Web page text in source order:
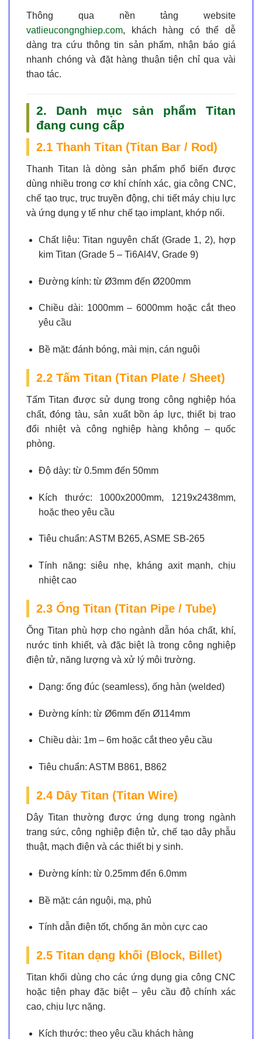
Thông qua nền tảng website
vatlieucongnghiep.com, khách hàng có thể dễ
dàng tra cứu thông tin sản phẩm, nhận báo giá
nhanh chóng và đặt hàng thuận tiện chỉ qua vài
thao tác.
2. Danh mục sản phẩm Titan
đang cung cấp
2.1 Thanh Titan (Titan Bar / Rod)
Thanh Titan là dòng sản phẩm phổ biến được
dùng nhiều trong cơ khí chính xác, gia công CNC,
chế tạo trục, trục truyền động, chi tiết máy chịu lực
và ứng dụng y tế như chế tạo implant, khớp nối.
Chất liệu: Titan nguyên chất (Grade 1, 2), hợp
kim Titan (Grade 5 – Ti6Al4V, Grade 9)
Đường kính: từ Ø3mm đến Ø200mm
Chiều dài: 1000mm – 6000mm hoặc cắt theo
yêu cầu
Bề mặt: đánh bóng, mài mịn, cán nguội
2.2 Tấm Titan (Titan Plate / Sheet)
Tấm Titan được sử dụng trong công nghiệp hóa
chất, đóng tàu, sản xuất bồn áp lực, thiết bị trao
đổi nhiệt và công nghiệp hàng không – quốc
phòng.
Độ dày: từ 0.5mm đến 50mm
Kích thước: 1000x2000mm, 1219x2438mm,
hoặc theo yêu cầu
Tiêu chuẩn: ASTM B265, ASME SB-265
Tính năng: siêu nhẹ, kháng axit mạnh, chịu
nhiệt cao
2.3 Ống Titan (Titan Pipe / Tube)
Ống Titan phù hợp cho ngành dẫn hóa chất, khí,
nước tinh khiết, và đặc biệt là trong công nghiệp
điện tử, năng lượng và xử lý môi trường.
Dạng: ống đúc (seamless), ống hàn (welded)
Đường kính: từ Ø6mm đến Ø114mm
Chiều dài: 1m – 6m hoặc cắt theo yêu cầu
Tiêu chuẩn: ASTM B861, B862
2.4 Dây Titan (Titan Wire)
Dây Titan thường được ứng dụng trong ngành
trang sức, công nghiệp điện tử, chế tạo dây phẫu
thuật, mạch điện và các thiết bị y sinh.
Đường kính: từ 0.25mm đến 6.0mm
Bề mặt: cán nguội, mạ, phủ
Tính dẫn điện tốt, chống ăn mòn cực cao
2.5 Titan dạng khối (Block, Billet)
Titan khối dùng cho các ứng dụng gia công CNC
hoặc tiện phay đặc biệt – yêu cầu độ chính xác
cao, chịu lực nặng.
Kích thước: theo yêu cầu khách hàng